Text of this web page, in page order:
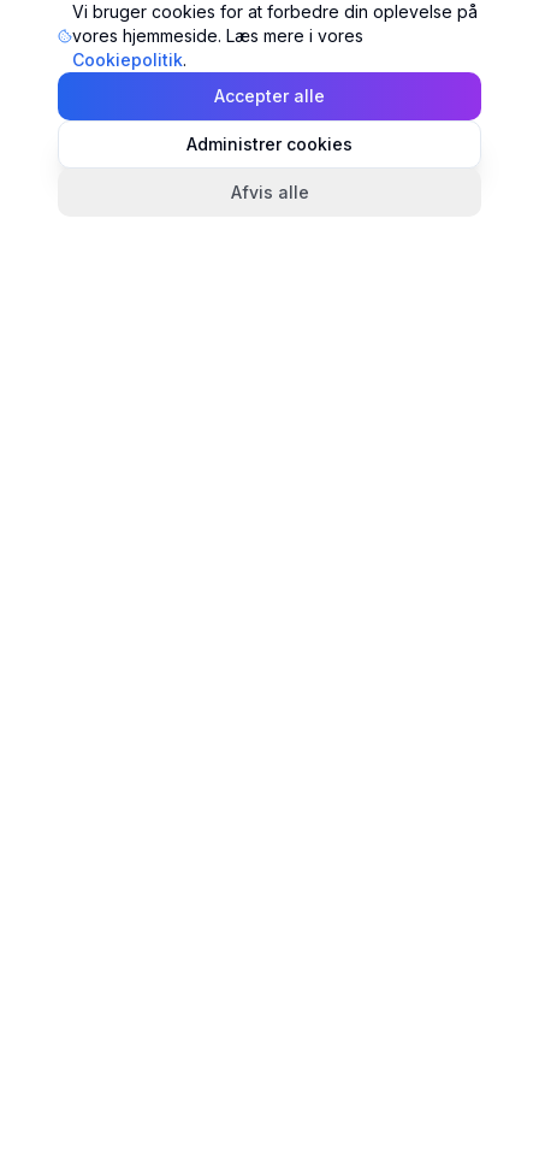
Vi bruger cookies for at forbedre din oplevelse på
vores hjemmeside. Læs mere i vores
Cookiepolitik.
Accepter alle
Administrer cookies
Afvis alle